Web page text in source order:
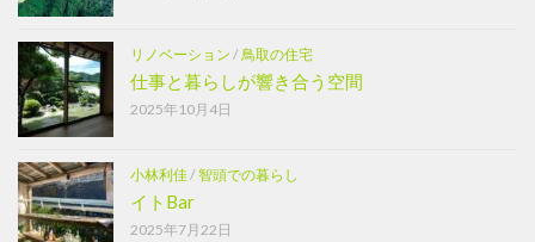
リノベーション /鳥取の住宅
仕事と暮らしが響き合う空間
2025年10月4日
小林利佳/智頭での暮らし
イトBar
2025年7月22日